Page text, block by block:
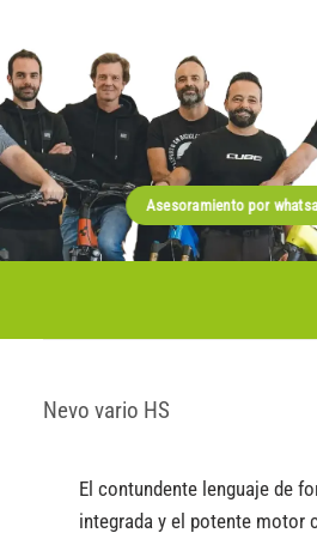
Asesoramiento por
Nevo vario HS
El contundente lenguaje de
integrada y el potente motor